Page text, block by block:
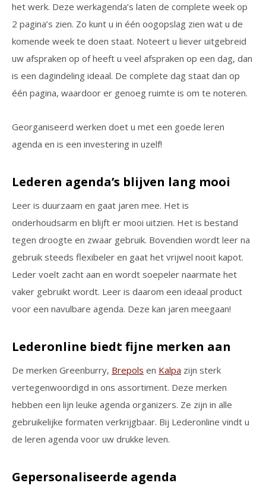
het werk. Deze werkagenda’s laten de complete week op
2 pagina’s zien. Zo kunt u in één oogopslag zien wat u de
komende week te doen staat. Noteert u liever uitgebreid
uw afspraken op of heeft u veel afspraken op een dag, dan
is een dagindeling ideaal. De complete dag staat dan op
één pagina, waardoor er genoeg ruimte is om te noteren.
Georganiseerd werken doet u met een goede leren
agenda en is een investering in uzelf!
Lederen agenda’s blijven lang mooi
Leer is duurzaam en gaat jaren mee. Het is
onderhoudsarm en blijft er mooi uitzien. Het is bestand
tegen droogte en zwaar gebruik. Bovendien wordt leer na
gebruik steeds flexibeler en gaat het vrijwel nooit kapot.
Leder voelt zacht aan en wordt soepeler naarmate het
vaker gebruikt wordt. Leer is daarom een ideaal product
voor een navulbare agenda. Deze kan jaren meegaan!
Lederonline biedt fijne merken aan
De merken Greenburry, Brepols en Kalpa zijn sterk
vertegenwoordigd in ons assortiment. Deze merken
hebben een lijn leuke agenda organizers. Ze zijn in alle
gebruikelijke formaten verkrijgbaar. Bij Lederonline vindt u
de leren agenda voor uw drukke leven.
Gepersonaliseerde agenda